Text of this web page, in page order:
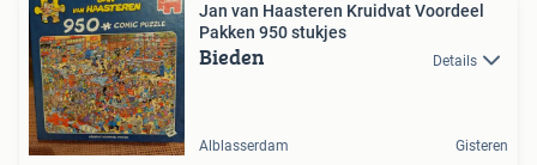
Jan van Haasteren Kruidvat Voordeel
Pakken 950 stukjes
Bieden Details
Alblasserdam Gisteren